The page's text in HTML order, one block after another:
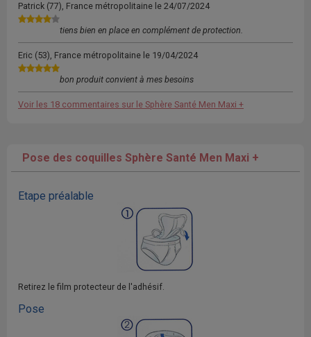
Patrick (77), France métropolitaine le 24/07/2024
tiens bien en place en complément de protection.
Eric (53), France métropolitaine le 19/04/2024
bon produit convient à mes besoins
Voir les 18 commentaires sur le Sphère Santé Men Maxi +
Pose des coquilles Sphère Santé Men Maxi +
Etape préalable
Retirez le film protecteur de l'adhésif.
Pose